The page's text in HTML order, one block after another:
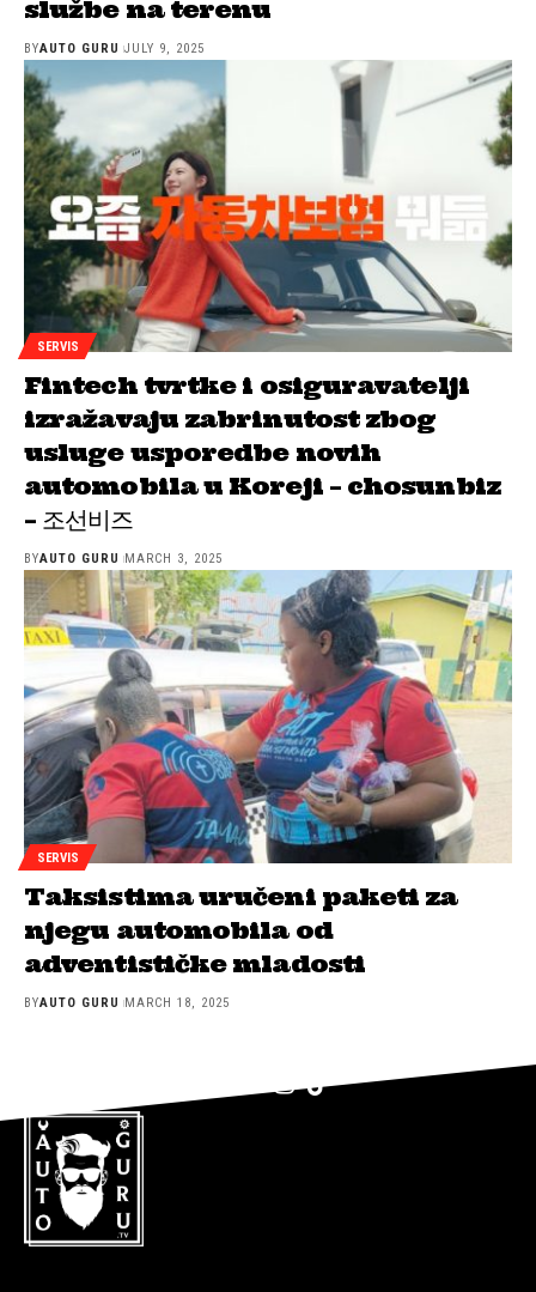
službe na terenu
BYAUTO GURU JULY 9, 2025
SERVIS
Fintech tvrtke i osiguravatelji
izražavaju zabrinutost zbog
usluge usporedbe novih
automobila u Koreji – chosunbiz
– 조선비즈
BYAUTO GURU MARCH 3, 2025
SERVIS
Taksistima uručeni paketi za
njegu automobila od
adventističke mladosti
BYAUTO GURU MARCH 18, 2025